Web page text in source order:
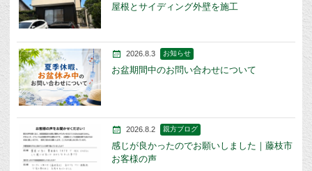
屋根とサイディング外壁を施工
2026.8.3 お知らせ
お盆期間中のお問い合わせについて
2026.8.2 親方ブログ
感じが良かったのでお願いしました｜藤枝市
お客様の声